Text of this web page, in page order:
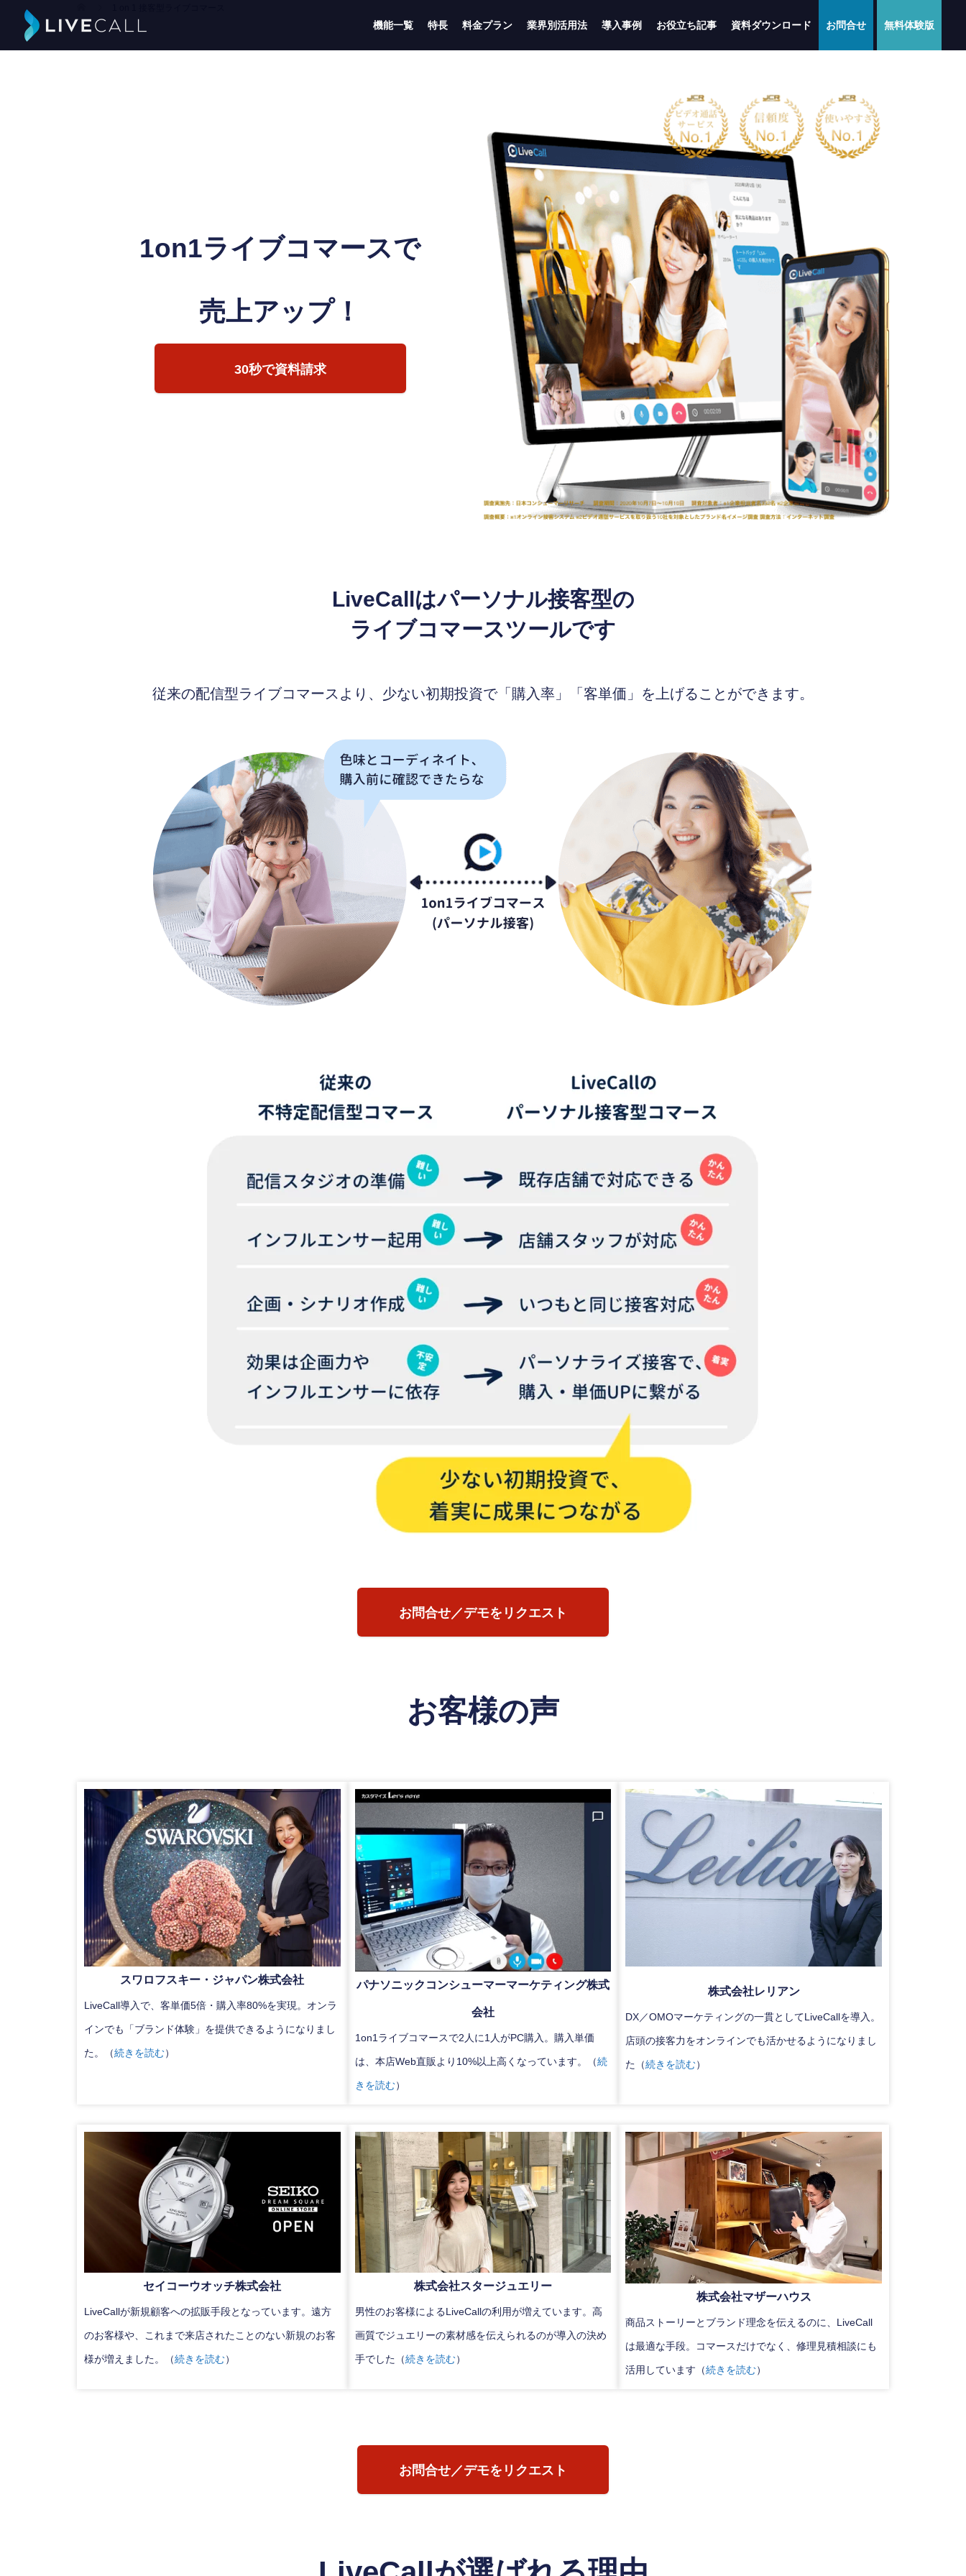
機能一覧 特長 料金プラン 業界別活用法 導入事例 お役立ち記事 資料ダウンロード お問合せ 無料体験版
1on1ライブコマースで
売上アップ！
30秒で資料請求
LiveCallはパーソナル接客型の
ライブコマースツールです
従来の配信型ライブコマースより、少ない初期投資で「購入率」「客単価」を上げることができます。
お問合せ／デモをリクエスト
お客様の声
スワロフスキー・ジャパン株式会社
LiveCall導入で、客単価5倍・購入率80%を実現。オンラ
インでも「ブランド体験」を提供できるようになりまし
た。（続きを読む）
パナソニックコンシューマーマーケティング株式
会社
1on1ライブコマースで2人に1人がPC購入。購入単価
は、本店Web直販より10%以上高くなっています。（続
きを読む）
株式会社レリアン
DX／OMOマーケティングの一貫としてLiveCallを導入。
店頭の接客力をオンラインでも活かせるようになりまし
た（続きを読む）
セイコーウオッチ株式会社
LiveCallが新規顧客への拡販手段となっています。遠方
のお客様や、これまで来店されたことのない新規のお客
様が増えました。（続きを読む）
株式会社スタージュエリー
男性のお客様によるLiveCallの利用が増えています。高
画質でジュエリーの素材感を伝えられるのが導入の決め
手でした（続きを読む）
株式会社マザーハウス
商品ストーリーとブランド理念を伝えるのに、LiveCall
は最適な手段。コマースだけでなく、修理見積相談にも
活用しています（続きを読む）
お問合せ／デモをリクエスト